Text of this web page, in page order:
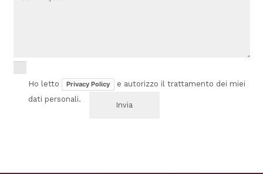
Ho letto Privacy Policy
e autorizzo il trattamento dei miei
dati personali.